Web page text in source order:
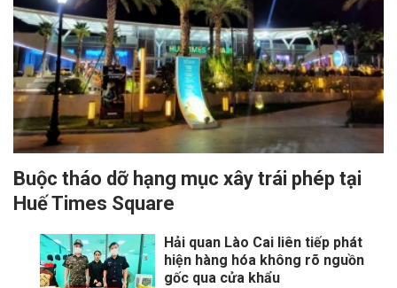
Buộc tháo dỡ hạng mục xây trái phép tại
Huế Times Square
Hải quan Lào Cai liên tiếp phát
hiện hàng hóa không rõ nguồn
gốc qua cửa khẩu